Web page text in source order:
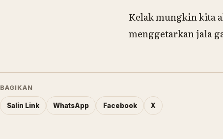
Kelak mungkin kita
menggetarkan jala
BAGIKAN
Salin Link WhatsApp Facebook X